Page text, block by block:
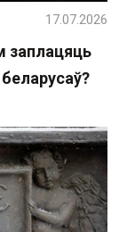
заплацяць
17.07.2026